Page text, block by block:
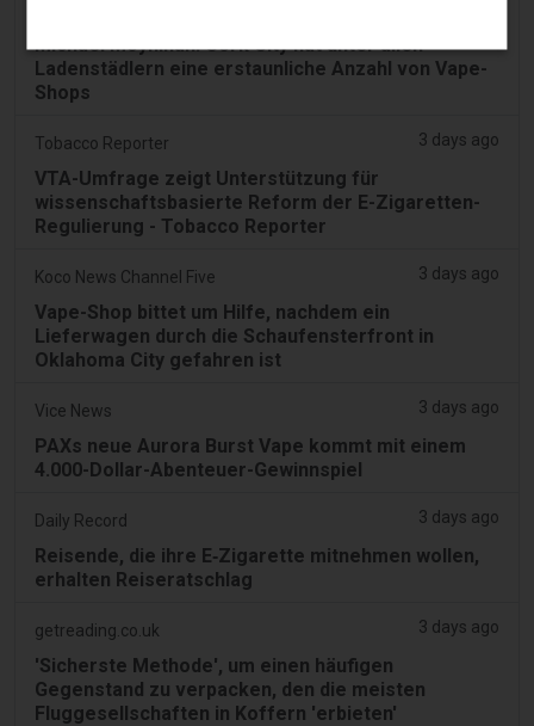
Michael Moynihan: Cork City hat unter allen
Ladenstädlern eine erstaunliche Anzahl von Vape-
Shops
Tobacco Reporter 3 days ago
VTA-Umfrage zeigt Unterstützung für
wissenschaftsbasierte Reform der E-Zigaretten-
Regulierung - Tobacco Reporter
Koco News Channel Five 3 days ago
Vape-Shop bittet um Hilfe, nachdem ein
Lieferwagen durch die Schaufensterfront in
Oklahoma City gefahren ist
Vice News 3 days ago
PAXs neue Aurora Burst Vape kommt mit einem
4.000-Dollar-Abenteuer-Gewinnspiel
Daily Record 3 days ago
Reisende, die ihre E‑Zigarette mitnehmen wollen,
erhalten Reiseratschlag
getreading.co.uk 3 days ago
'Sicherste Methode', um einen häufigen
Gegenstand zu verpacken, den die meisten
Fluggesellschaften in Koffern 'erbieten'